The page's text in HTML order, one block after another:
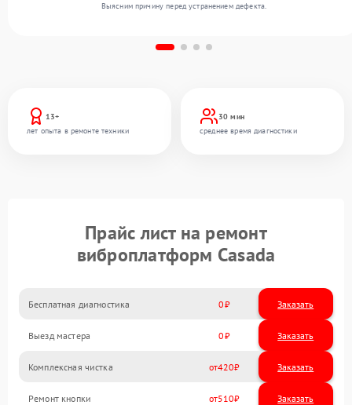
13+
лет опыта в ремонте техники
30 мин
среднее время диагностики
Выясним причину перед устранением дефекта.
Прайс лист на ремонт
виброплатформ Casada
Бесплатная диагностика 0 Заказать
Выезд мастера 0 Заказать
Комплексная чистка 420
Ремонт кнопки 510